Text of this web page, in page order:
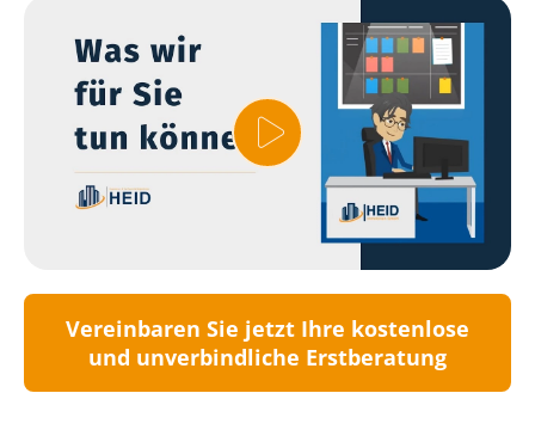
Vereinbaren Sie jetzt Ihre kostenlose
und unverbindliche Erstberatung